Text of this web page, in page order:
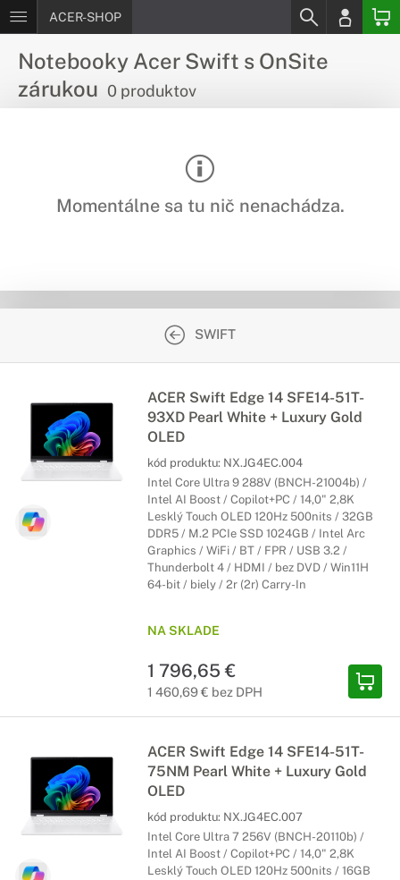
ACER-SHOP
Notebooky Acer Swift s OnSite
zárukou 0 produktov
Momentálne sa tu nič nenachádza.
SWIFT
ACER Swift Edge 14 SFE14-51T-
93XD Pearl White + Luxury Gold
OLED
kód produktu: NX.JG4EC.004
Intel Core Ultra 9 288V (BNCH-21004b) /
Intel AI Boost / Copilot+PC / 14,0" 2,8K
Lesklý Touch OLED 120Hz 500nits / 32GB
DDR5 / M.2 PCIe SSD 1024GB / Intel Arc
Graphics / WiFi / BT / FPR / USB 3.2 /
Thunderbolt 4 / HDMI / bez DVD / Win11H
64-bit / biely / 2r (2r) Carry-In
NA SKLADE
1 796,65 €
1 460,69 € bez DPH
ACER Swift Edge 14 SFE14-51T-
75NM Pearl White + Luxury Gold
OLED
kód produktu: NX.JG4EC.007
Intel Core Ultra 7 256V (BNCH-20110b) /
Intel AI Boost / Copilot+PC / 14,0" 2,8K
Lesklý Touch OLED 120Hz 500nits / 16GB